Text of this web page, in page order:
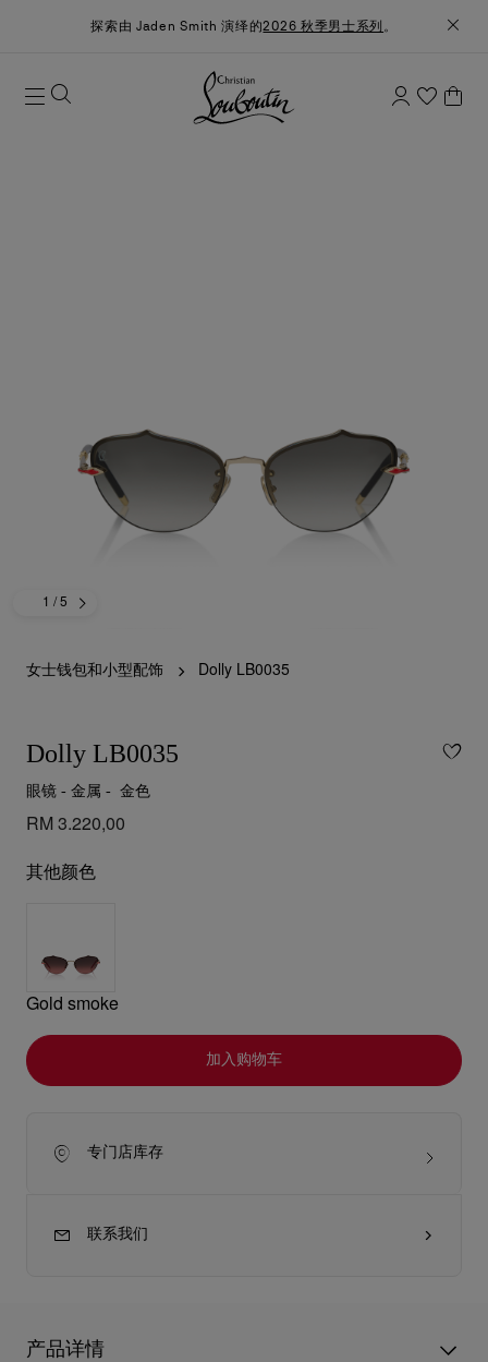
探索由 Jaden Smith 演绎的2026 秋季男士系列 。
1 / 5
女士钱包和小型配饰 Dolly LB0035
Dolly LB0035
眼镜 - 金属 - 金色
RM 3.220,00
其他颜色
Gold smoke
加入购物车
专门店库存
联系我们
产品详情